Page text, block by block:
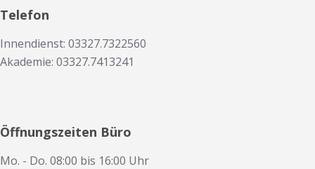
Telefon
Innendienst: 03327.7322560
Akademie: 03327.7413241
Öffnungszeiten Büro
Mo. - Do. 08:00 bis 16:00 Uhr